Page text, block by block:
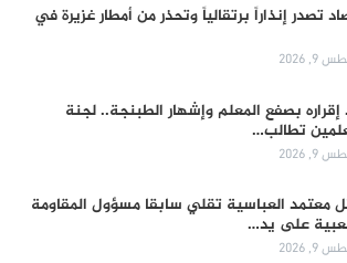
تصدر إنذاراً برتقالياً وتحذر من أمطار غزيرة في
2026
إقراره بصفع المعلم وإشهار الطبنجة.. لجنة
تطالب…
2026
معتمد العباسية تقلي سابقا مسؤول المقاومة
على يد…
2026